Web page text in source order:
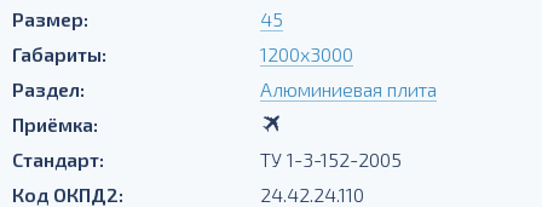
Размер:
45
Габариты:
1200х3000
Раздел:
Алюминиевая плита
Приёмка:
Стандарт:
ТУ 1-3-152-2005
Код ОКПД2:
24.42.24.110